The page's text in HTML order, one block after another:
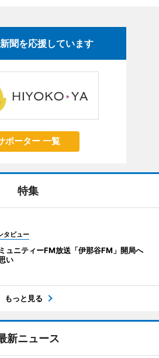
聞を応援しています
ポーター 一覧
特集
タビュー
ュニティーFM放送「伊那谷FM」開局へ
い
もっと見る
新ニュース